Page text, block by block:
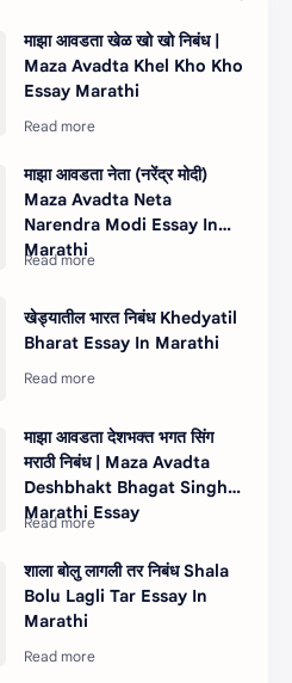
माझा आवडता खेळ खो खो निबंध |
Maza Avadta Khel Kho Kho
Essay Marathi
माझा आवडता नेता (नरेंद्र मोदी)
Maza Avadta Neta
Narendra Modi Essay In
Marathi
खेड्यातील भारत निबंध Khedyatil
Bharat Essay In Marathi
माझा आवडता देशभक्त भगत सिंग
मराठी निबंध | Maza Avadta
Deshbhakt Bhagat Singh
Marathi Essay
शाला बोलु लागली तर निबंध Shala
Bolu Lagli Tar Essay In
Marathi